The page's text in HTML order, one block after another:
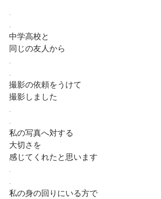
.
.
中学高校と
同じの友人から
.
.
撮影の依頼をうけて
撮影しました
.
.
私の写真へ対する
大切さを
感じてくれたと思います
.
.
私の身の回りにいる方で